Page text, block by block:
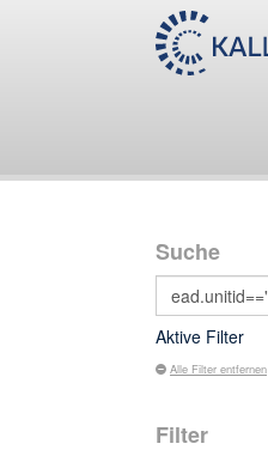
Suche
Aktive Filter
Alle Filter entfernen
Filter